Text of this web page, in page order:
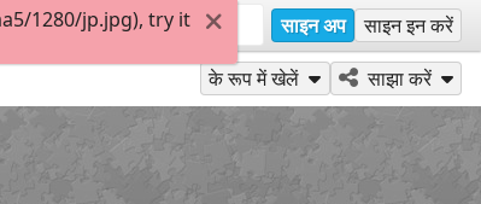
साइन अप साइन इन करें
के रूप में खेलें साझा करें
1280/jp.jpg), try it